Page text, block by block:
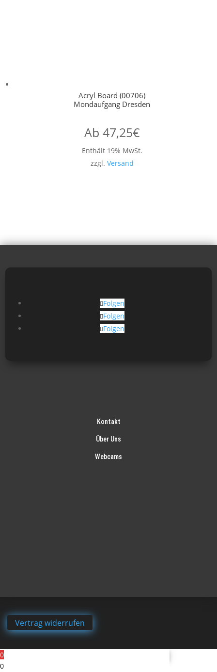
Acryl Board (00706)
Mondaufgang Dresden
Ab 47,25€
Enthält 19% MwSt.
zzgl. Versand
Folgen
Folgen
Folgen
Kontakt
Über Uns
Webcams
Vertrag widerrufen
0
0